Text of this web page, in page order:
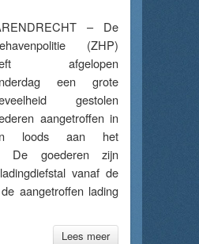
– De
(ZHP)
afgelopen
een grote
gestolen
aangetroffen in
loods aan het
De goederen zijn
vanaf de
aangetroffen lading
Lees meer